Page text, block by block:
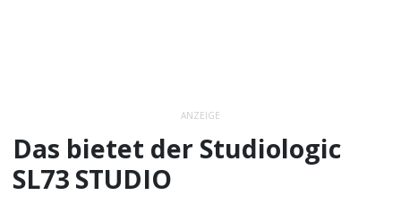
ANZEIGE
Das bietet der Studiologic
SL73 STUDIO